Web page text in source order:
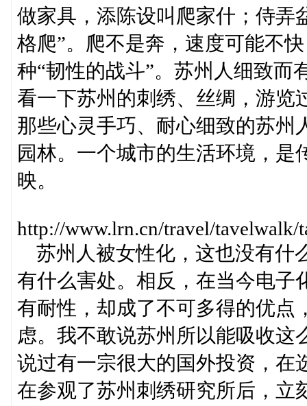
做家具，添陈设叫爬家什；侍弄
格爬”。爬不是奔，速度可能不
种“韧性的战斗”。苏州人细致而
看一下苏州的刺绣、丝绸，游览
那些心灵手巧、耐心细致的苏州
园林。一个城市的生活环境，
映。
http://www.lrn.cn/travel/tavelwalk/
苏州人被女性化，这也没有什
有什么害处。相反，在当今电子
有耐性，却成了不可多得的优点
虑。我不敢说苏州所以能吸收这
说过有一宗很大的国外投资，在
在参观了苏州刺绣研究所后，立